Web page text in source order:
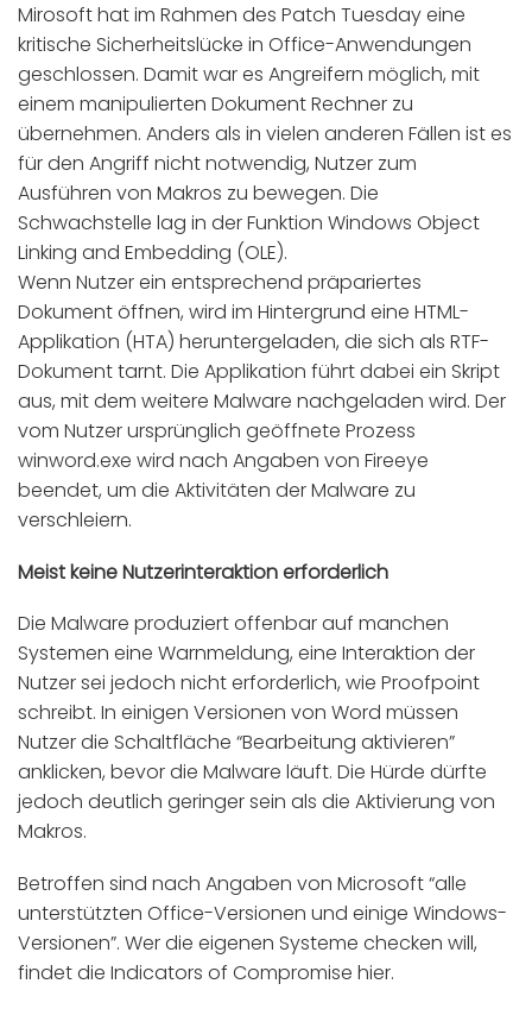
Mirosoft hat im Rahmen des Patch Tuesday eine
kritische Sicherheitslücke in Office-Anwendungen
geschlossen. Damit war es Angreifern möglich, mit
einem manipulierten Dokument Rechner zu
übernehmen. Anders als in vielen anderen Fällen ist es
für den Angriff nicht notwendig, Nutzer zum
Ausführen von Makros zu bewegen. Die
Schwachstelle lag in der Funktion Windows Object
Linking and Embedding (OLE).
Wenn Nutzer ein entsprechend präpariertes
Dokument öffnen, wird im Hintergrund eine HTML-
Applikation (HTA) heruntergeladen, die sich als RTF-
Dokument tarnt. Die Applikation führt dabei ein Skript
aus, mit dem weitere Malware nachgeladen wird. Der
vom Nutzer ursprünglich geöffnete Prozess
winword.exe wird nach Angaben von Fireeye
beendet, um die Aktivitäten der Malware zu
verschleiern.
Meist keine Nutzerinteraktion erforderlich
Die Malware produziert offenbar auf manchen
Systemen eine Warnmeldung, eine Interaktion der
Nutzer sei jedoch nicht erforderlich, wie Proofpoint
schreibt. In einigen Versionen von Word müssen
Nutzer die Schaltfläche “Bearbeitung aktivieren”
anklicken, bevor die Malware läuft. Die Hürde dürfte
jedoch deutlich geringer sein als die Aktivierung von
Makros.
Betroffen sind nach Angaben von Microsoft “alle
unterstützten Office-Versionen und einige Windows-
Versionen”. Wer die eigenen Systeme checken will,
findet die Indicators of Compromise hier.